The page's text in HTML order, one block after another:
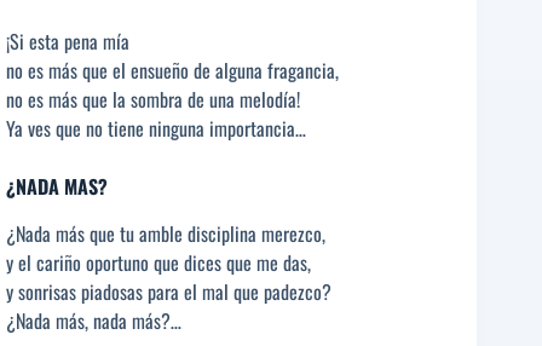
¡Si esta pena mía
no es más que el ensueño de alguna fragancia,
no es más que la sombra de una melodía!
Ya ves que no tiene ninguna importancia…
¿NADA MAS?
¿Nada más que tu amble disciplina merezco,
y el cariño oportuno que dices que me das,
y sonrisas piadosas para el mal que padezco?
¿Nada más, nada más?…